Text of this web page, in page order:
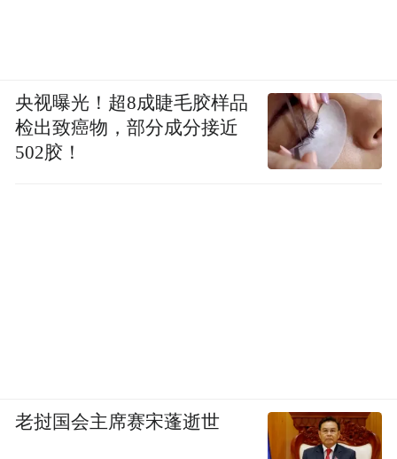
央视曝光！超8成睫毛胶样品
检出致癌物，部分成分接近
502胶！
老挝国会主席赛宋蓬逝世